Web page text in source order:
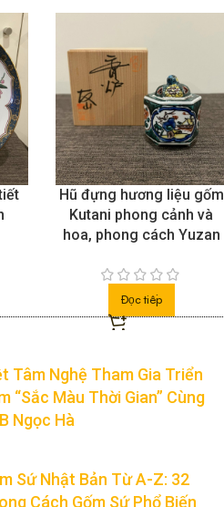
Hũ đựng hương liệu gốm
Kutani phong cảnh và
hoa, phong cách Yuzan
Đọc tiếp
Tâm Nghệ Tham Gia Triển
“Sắc Màu Thời Gian” Cùng
Ngọc Hà
Sứ Nhật Bản Từ A-Z: 32
Cách Gốm Sứ Phổ Biến